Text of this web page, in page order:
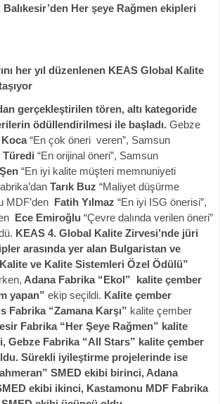
Balıkesir’den Her şeye Rağmen ekipleri
her yıl düzenlenen KEAS Global Kalite
gerçekleştirilen tören, altı kategoride
ödüllendirilmesi ile başladı. Gebze
Koca“En çok öneri veren”, Samsun
Türedi “En orijinal öneri”, Samsun
“En iyi kalite müşteri memnuniyeti
Tarık Buz “Maliyet düşürme
MDF’den Fatih Yılmaz “En iyi ISG önerisi”,
Ece Emiroğlu “Çevre dalında verilen öneri”
KEAS 4. Global Kalite Zirvesi’nde jüri
arasında yer alan Bulgaristan ve
ve Kalite Sistemleri Özel Ödülü”
Adana Fabrika “Ekol” kalite çember
yapan” ekip seçildi. Kalite çember
Fabrika “Zamana Karşı” kalite çember
Fabrika “Her Şeye Rağmen” kalite
Gebze Fabrika “All Stars” kalite çember
Sürekli iyileştirme projelerinde ise
SMED ekibi birinci, Adana
ekibi ikinci, Kastamonu MDF Fabrika